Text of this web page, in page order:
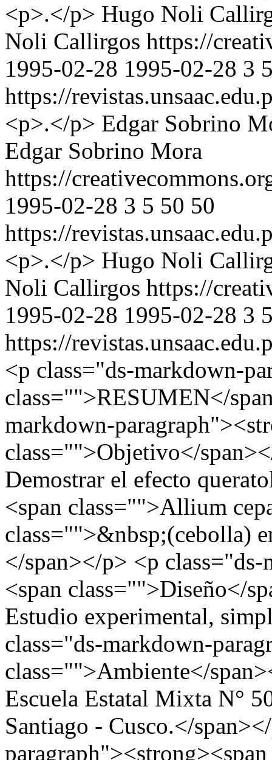
<p>.</p> Hugo Noli
Noli Callirgos https://
1995-02-28 1995-02-28 3
https://
<p>.</p> Edgar Sobrino
Edgar Sobrino Mora
https://
1995-02-28 3 5 50 50
https://
<p>.</p> Hugo Noli
Noli Callirgos https://
1995-02-28 1995-02-28 3
https://
<p class="ds-markdown-
class="">RESUMEN</
markdown-
class="">Objetivo</
Demostrar el efecto
<span class="">Allium
class="">&nbsp;(cebolla)
</span></p> <p
<span class="">Diseño</
Estudio experimental,
class="ds-markdown-
class="">Ambiente</
Escuela Estatal Mixta N°
Santiago - Cusco.</